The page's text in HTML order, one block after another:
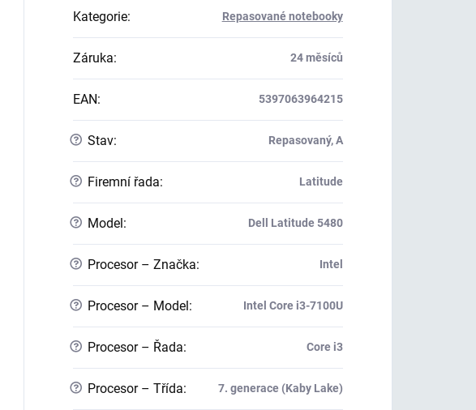
Kategorie: Repasované notebooky
Záruka: 24 měsíců
EAN: 5397063964215
? Stav: Repasovaný, A
? Firemní řada: Latitude
? Model: Dell Latitude 5480
? Procesor – Značka: Intel
? Procesor – Model: Intel Core i3-7100U
? Procesor – Řada: Core i3
? Procesor – Třída: 7. generace (Kaby Lake)